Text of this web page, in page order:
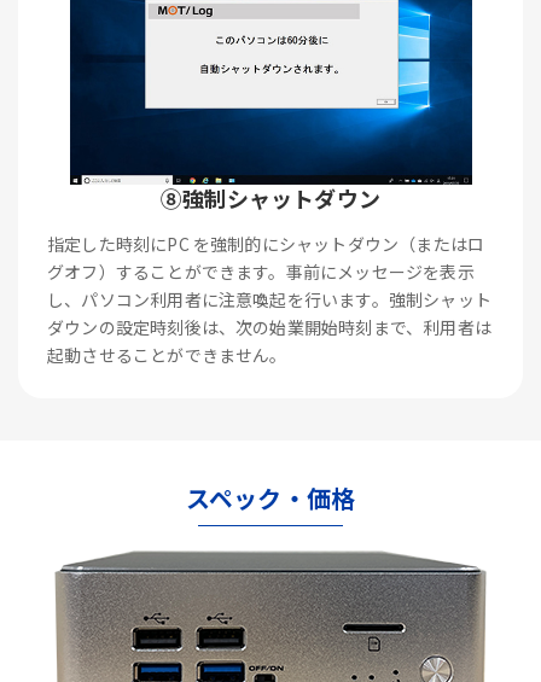
⑧強制シャットダウン
指定した時刻にPC を強制的にシャットダウン（またはロ
グオフ）することができます。事前にメッセージを表示
し、パソコン利用者に注意喚起を行います。強制シャット
ダウンの設定時刻後は、次の始業開始時刻まで、利用者は
起動させることができません。
スペック・価格